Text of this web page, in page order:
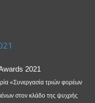
«Συνεργασία τριών φορέων
στον κλάδο της ψυχρής